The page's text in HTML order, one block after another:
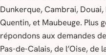
Dunkerque, Cambrai,
Quentin, et Maubeuge. Plus
répondons aux demandes
Pas-de-Calais, de l’Oise, de